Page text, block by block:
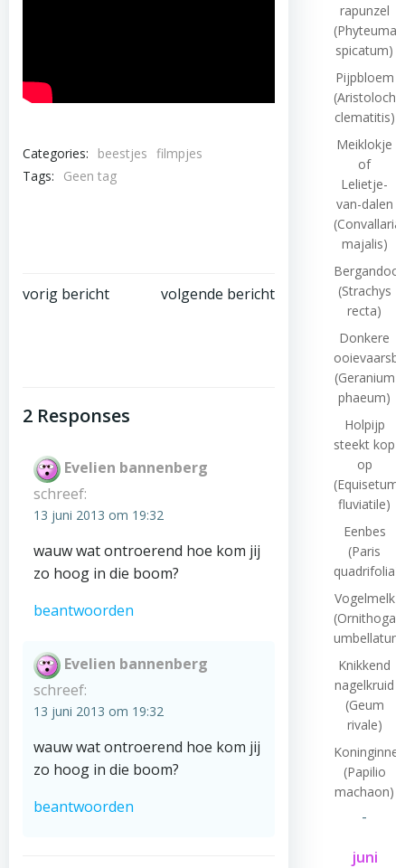
Categories: beestjes filmpjes
Tags:
Geen tag
Bericht
vorig bericht
Bericht
volgende bericht
2 Responses
Evelien bannenberg
schreef:
13 juni 2013 om 19:32
wauw wat ontroerend hoe kom jij
zo hoog in die boom?
beantwoorden
Evelien bannenberg
schreef:
13 juni 2013 om 19:32
wauw wat ontroerend hoe kom jij
zo hoog in die boom?
beantwoorden
rapunzel
(Phyteuma
spicatum)
Pijpbloem
(Aristolochia
clematitis)
Meiklokje
of
Lelietje-
van-dalen
(Convallaria
majalis)
(Strachys
recta)
Donkere
(Geranium
phaeum)
Holpijp
steekt kop
op
(Equisetum
fluviatile)
Eenbes
(Paris
quadrifolia)
Vogelmelk
Knikkend
nagelkruid
(Geum
rivale)
(Papilio
machaon)
-
juni